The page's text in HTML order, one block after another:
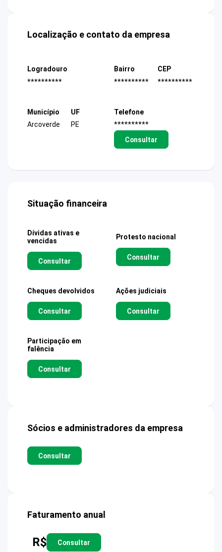
Localização e contato da empresa
Logradouro
**********
Bairro
**********
CEP
**********
Município
Arcoverde
UF
PE
Telefone
**********
Consultar
Situação financeira
Dívidas ativas e
vencidas
Consultar
Protesto nacional
Consultar
Cheques devolvidos
Consultar
Ações judiciais
Consultar
Participação em
falência
Consultar
Sócios e administradores da empresa
Consultar
Faturamento anual
R$ Consultar